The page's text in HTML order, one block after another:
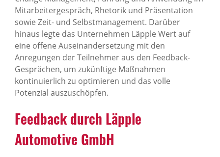
Mitarbeitergespräch, Rhetorik und Präsentation
sowie Zeit- und Selbstmanagement. Darüber
hinaus legte das Unternehmen Läpple Wert auf
eine offene Auseinandersetzung mit den
Anregungen der Teilnehmer aus den Feedback-
Gesprächen, um zukünftige Maßnahmen
kontinuierlich zu optimieren und das volle
Potenzial auszuschöpfen.
Feedback durch Läpple
Automotive GmbH